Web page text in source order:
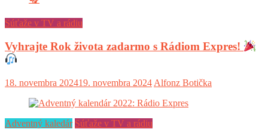
Súťaže v TV a rádiu
Vyhrajte Rok života zadarmo s Rádiom Expres!
18. novembra 202419. novembra 2024 Alfonz Botička
Adventný kaledár Súťaže v TV a rádiu